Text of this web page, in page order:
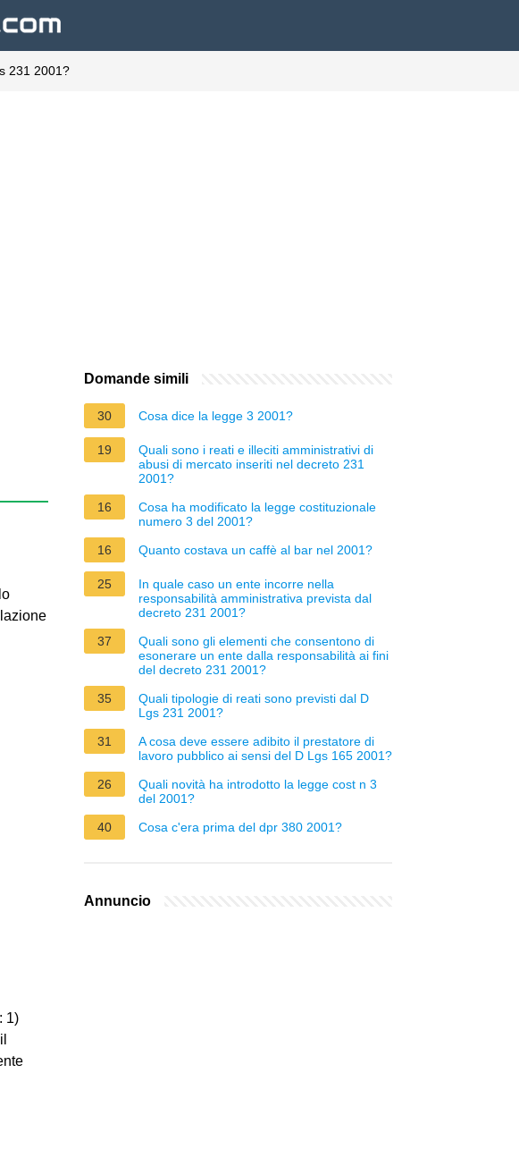
231 2001?
1)
Domande simili
30 Cosa dice la legge 3 2001?
19
Quali sono i reati e illeciti amministrativi di
abusi di mercato inseriti nel decreto 231
2001?
16
Cosa ha modificato la legge costituzionale
numero 3 del 2001?
16
Quanto costava un caffè al bar nel 2001?
25
In quale caso un ente incorre nella
responsabilità amministrativa prevista dal
decreto 231 2001?
37
Quali sono gli elementi che consentono di
esonerare un ente dalla responsabilità ai fini
del decreto 231 2001?
35
Quali tipologie di reati sono previsti dal D
Lgs 231 2001?
31
A cosa deve essere adibito il prestatore di
lavoro pubblico ai sensi del D Lgs 165 2001?
26
Quali novità ha introdotto la legge cost n 3
del 2001?
40
Cosa c'era prima del dpr 380 2001?
Annuncio